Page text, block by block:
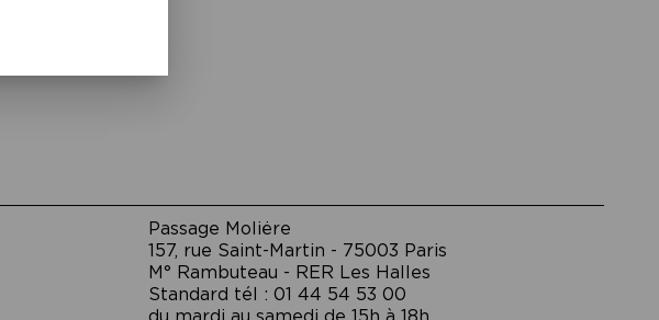
Passage Moliėre
157, rue Saint-Martin - 75003 Paris
M° Rambuteau - RER Les Halles
Standard tél : 01 44 54 53 00